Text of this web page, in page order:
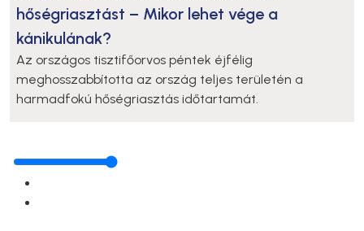
hőségriasztást – Mikor lehet vége a
kánikulának?
Az országos tisztifőorvos péntek éjfélig
meghosszabbította az ország teljes területén a
harmadfokú hőségriasztás időtartamát.